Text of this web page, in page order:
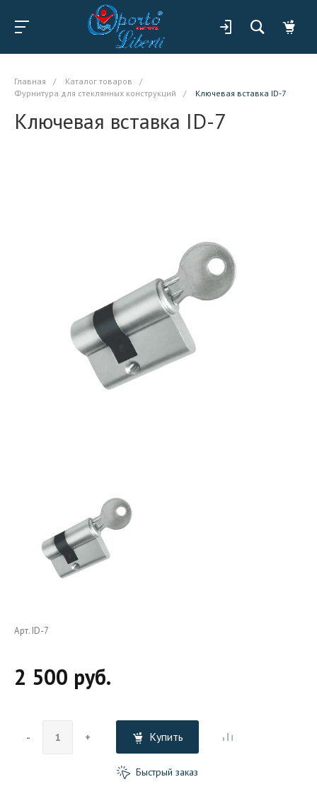
Главная / Каталог товаров
/
Фурнитура для стеклянных конструкций
/ Ключевая вставка ID-7
Ключевая вставка ID-7
Арт. ID-7
2 500 руб.
- + Купить
Быстрый заказ